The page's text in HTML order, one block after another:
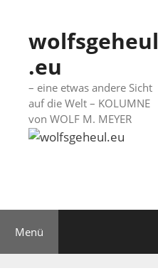
Inhaltwolfsgeheul
.eu
– eine etwas andere Sicht
auf die Welt – KOLUMNE
von WOLF M. MEYER
Menü